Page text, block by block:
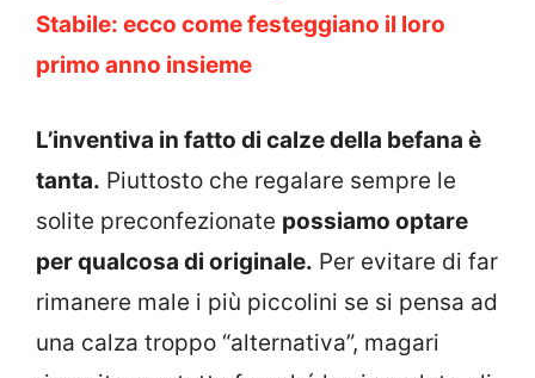
Stabile: ecco come festeggiano il loro
primo anno insieme
L’inventiva in fatto di calze della befana è
tanta. Piuttosto che regalare sempre le
solite preconfezionate possiamo optare
per qualcosa di originale. Per evitare di far
rimanere male i più piccolini se si pensa ad
una calza troppo “alternativa”, magari